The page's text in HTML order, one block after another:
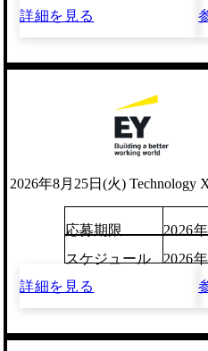
詳細を見る
2026年8月25日(火)
応募期限
2026
スケジュール
2026
詳細を見る